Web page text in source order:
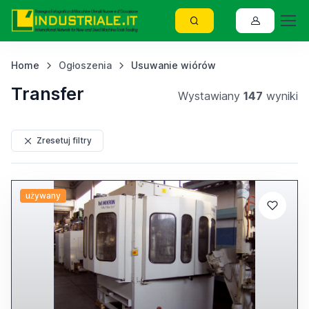
Home Ogłoszenia Usuwanie wiórów
Transfer Wystawiany 147 wyniki
Zresetuj filtry
używany